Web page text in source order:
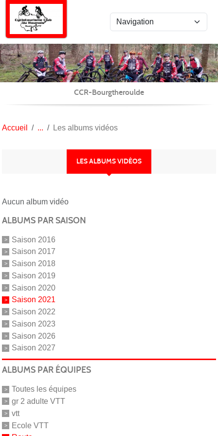
CCR-Bourgtheroulde
Accueil Les albums vidéos
LES ALBUMS VIDÉOS
Aucun album vidéo
ALBUMS PAR SAISON
Saison 2016
Saison 2017
Saison 2018
Saison 2019
Saison 2020
Saison 2021
Saison 2022
Saison 2023
Saison 2026
Saison 2027
ALBUMS PAR ÉQUIPES
Toutes les équipes
gr 2 adulte VTT
vtt
Ecole VTT
Panneau de gestion des cookies